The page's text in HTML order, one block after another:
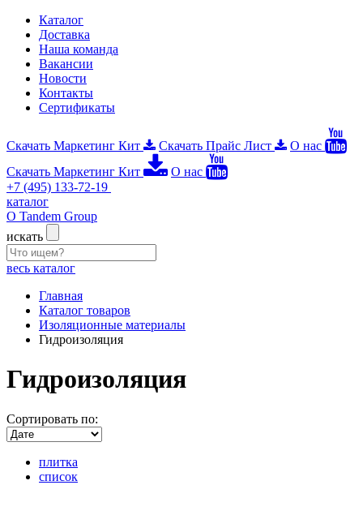
Каталог
Доставка
Наша команда
Вакансии
Новости
Контакты
Сертификаты
Скачать Маркетинг Кит Скачать Прайс Лист
О нас
Скачать Маркетинг Кит
О нас
+7 (495) 133-72-19
каталог
О Tandem Group
искать
весь каталог
Главная
Каталог товаров
Изоляционные материалы
Гидроизоляция
Гидроизоляция
Сортировать по:
плитка
список